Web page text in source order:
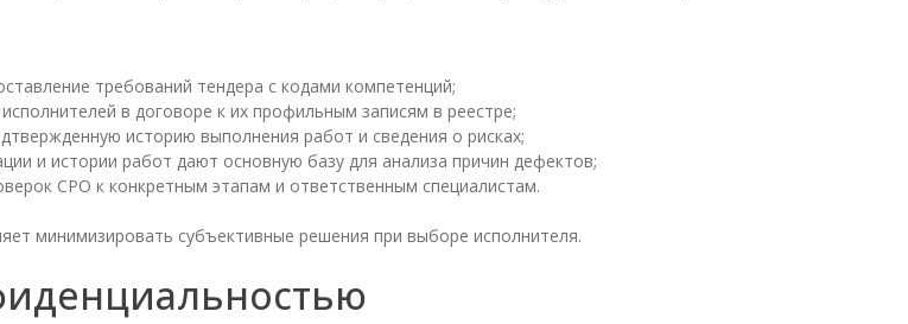
требований тендера с кодами компетенций;
в договоре к их профильным записям в реестре;
историю выполнения работ и сведения о рисках;
и истории работ дают основную базу для анализа причин дефектов;
СРО к конкретным этапам и ответственным специалистам.
минимизировать субъективные решения при выборе исполнителя.